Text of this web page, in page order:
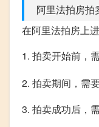
阿里法拍房拍
在阿里法拍房上
1. 拍卖开始前，
2. 拍卖期间，需
3. 拍卖成功后，